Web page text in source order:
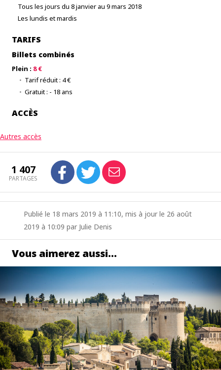
Tous les jours du 8 janvier au 9 mars 2018
Les lundis et mardis
TARIFS
Billets combinés
Plein : 8 €
Tarif réduit : 4 €
Gratuit : - 18 ans
ACCÈS
Autres accès
1 407
PARTAGES
Publié le 18 mars 2019 à 11:10, mis à jour le 26 août
2019 à 10:09 par Julie Denis
Vous aimerez aussi…